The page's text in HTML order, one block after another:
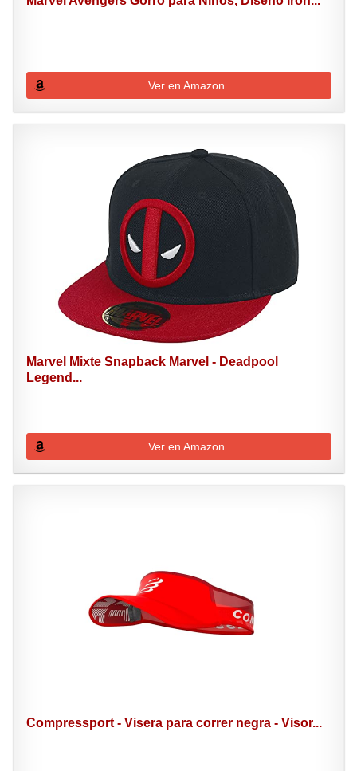
Ver en Amazon
Marvel Mixte Snapback Marvel - Deadpool
Legend...
Ver en Amazon
Compressport - Visera para correr negra - Visor...